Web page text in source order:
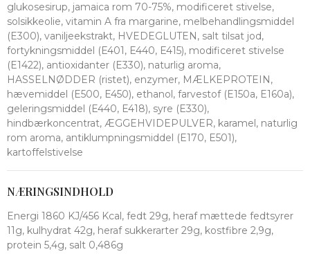
glukosesirup, jamaica rom 70-75%, modificeret stivelse,
solsikkeolie, vitamin A fra margarine, melbehandlingsmiddel
(E300), vaniljeekstrakt, HVEDEGLUTEN, salt tilsat jod,
fortykningsmiddel (E401, E440, E415), modificeret stivelse
(E1422), antioxidanter (E330), naturlig aroma,
HASSELNØDDER (ristet), enzymer, MÆLKEPROTEIN,
hævemiddel (E500, E450), ethanol, farvestof (E150a, E160a),
geleringsmiddel (E440, E418), syre (E330),
hindbærkoncentrat, ÆGGEHVIDEPULVER, karamel, naturlig
rom aroma, antiklumpningsmiddel (E170, E501),
kartoffelstivelse
NÆRINGSINDHOLD
Energi 1860 KJ/456 Kcal, fedt 29g, heraf mættede fedtsyrer
11g, kulhydrat 42g, heraf sukkerarter 29g, kostfibre 2,9g,
protein 5,4g, salt 0,486g